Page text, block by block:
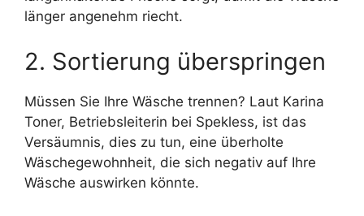
länger angenehm riecht.
2. Sortierung überspringen
Müssen Sie Ihre Wäsche trennen? Laut Karina
Toner, Betriebsleiterin bei Spekless, ist das
Versäumnis, dies zu tun, eine überholte
Wäschegewohnheit, die sich negativ auf Ihre
Wäsche auswirken könnte.